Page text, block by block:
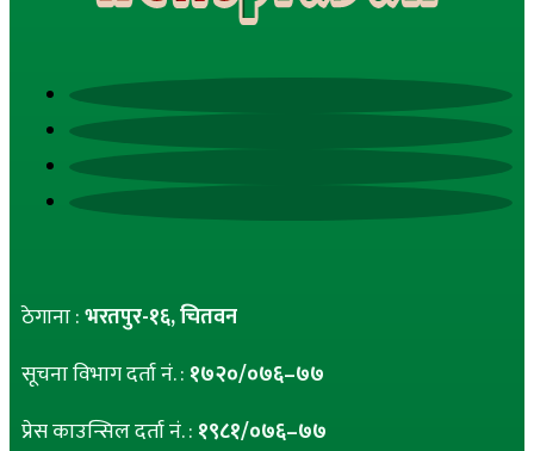
ठेगाना :भरतपुर-१६, चितवन
सूचना विभाग दर्ता नं. : १७२०/०७६–७७
प्रेस काउन्सिल दर्ता नं. : १९८१/०७६–७७